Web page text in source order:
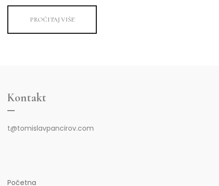
PROČITAJ VIŠE
Kontakt
t@tomislavpancirov.com
Početna